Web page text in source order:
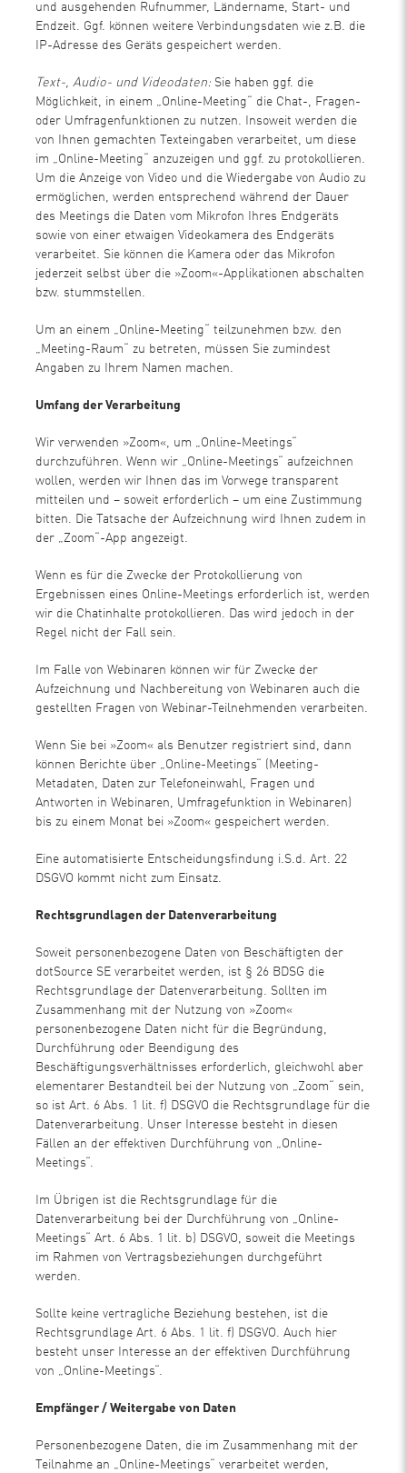
und ausgehenden Rufnummer, Ländername, Start- und
Endzeit. Ggf. können weitere Verbindungsdaten wie z.B. die
IP-Adresse des Geräts gespeichert werden.
Text-, Audio- und Videodaten: Sie haben ggf. die
Möglichkeit, in einem „Online-Meeting“ die Chat-, Fragen-
oder Umfragenfunktionen zu nutzen. Insoweit werden die
von Ihnen gemachten Texteingaben verarbeitet, um diese
im „Online-Meeting“ anzuzeigen und ggf. zu protokollieren.
Um die Anzeige von Video und die Wiedergabe von Audio zu
ermöglichen, werden entsprechend während der Dauer
des Meetings die Daten vom Mikrofon Ihres Endgeräts
sowie von einer etwaigen Videokamera des Endgeräts
verarbeitet. Sie können die Kamera oder das Mikrofon
jederzeit selbst über die »Zoom«-Applikationen abschalten
bzw. stummstellen.
Um an einem „Online-Meeting“ teilzunehmen bzw. den
„Meeting-Raum“ zu betreten, müssen Sie zumindest
Angaben zu Ihrem Namen machen.
Umfang der Verarbeitung
Wir verwenden »Zoom«, um „Online-Meetings“
durchzuführen. Wenn wir „Online-Meetings“ aufzeichnen
wollen, werden wir Ihnen das im Vorwege transparent
mitteilen und – soweit erforderlich – um eine Zustimmung
bitten. Die Tatsache der Aufzeichnung wird Ihnen zudem in
der „Zoom“-App angezeigt.
Wenn es für die Zwecke der Protokollierung von
Ergebnissen eines Online-Meetings erforderlich ist, werden
wir die Chatinhalte protokollieren. Das wird jedoch in der
Regel nicht der Fall sein.
Im Falle von Webinaren können wir für Zwecke der
Aufzeichnung und Nachbereitung von Webinaren auch die
gestellten Fragen von Webinar-Teilnehmenden verarbeiten.
Wenn Sie bei »Zoom« als Benutzer registriert sind, dann
können Berichte über „Online-Meetings“ (Meeting-
Metadaten, Daten zur Telefoneinwahl, Fragen und
Antworten in Webinaren, Umfragefunktion in Webinaren)
bis zu einem Monat bei »Zoom« gespeichert werden.
Eine automatisierte Entscheidungsfindung i.S.d. Art. 22
DSGVO kommt nicht zum Einsatz.
Rechtsgrundlagen der Datenverarbeitung
Soweit personenbezogene Daten von Beschäftigten der
dotSource SE verarbeitet werden, ist § 26 BDSG die
Rechtsgrundlage der Datenverarbeitung. Sollten im
Zusammenhang mit der Nutzung von »Zoom«
personenbezogene Daten nicht für die Begründung,
Durchführung oder Beendigung des
Beschäftigungsverhältnisses erforderlich, gleichwohl aber
elementarer Bestandteil bei der Nutzung von „Zoom“ sein,
so ist Art. 6 Abs. 1 lit. f) DSGVO die Rechtsgrundlage für die
Datenverarbeitung. Unser Interesse besteht in diesen
Fällen an der effektiven Durchführung von „Online-
Meetings“.
Im Übrigen ist die Rechtsgrundlage für die
Datenverarbeitung bei der Durchführung von „Online-
Meetings“ Art. 6 Abs. 1 lit. b) DSGVO, soweit die Meetings
im Rahmen von Vertragsbeziehungen durchgeführt
werden.
Sollte keine vertragliche Beziehung bestehen, ist die
Rechtsgrundlage Art. 6 Abs. 1 lit. f) DSGVO. Auch hier
besteht unser Interesse an der effektiven Durchführung
von „Online-Meetings“.
Empfänger / Weitergabe von Daten
Personenbezogene Daten, die im Zusammenhang mit der
Teilnahme an „Online-Meetings“ verarbeitet werden,